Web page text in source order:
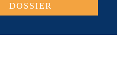
DOSSIER